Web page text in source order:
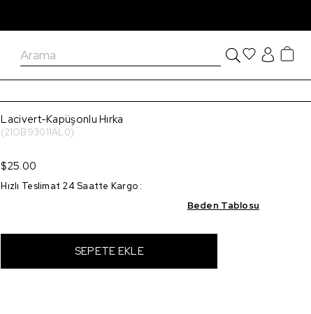
Lacivert-Kapüşonlu Hırka
(21OB93011AL0)
$25.00
Hızlı Teslimat 24 Saatte Kargo :
Beden Tablosu